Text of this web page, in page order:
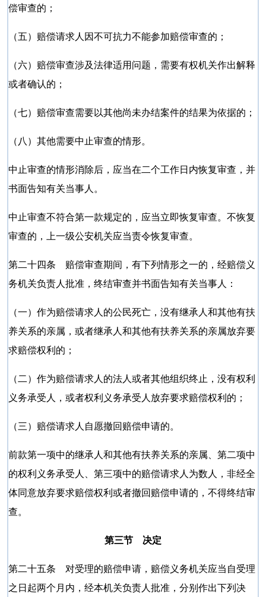
偿审查的；
（五）赔偿请求人因不可抗力不能参加赔偿审查的；
（六）赔偿审查涉及法律适用问题，需要有权机关作出解释
或者确认的；
（七）赔偿审查需要以其他尚未办结案件的结果为依据的；
（八）其他需要中止审查的情形。
中止审查的情形消除后，应当在二个工作日内恢复审查，并
书面告知有关当事人。
中止审查不符合第一款规定的，应当立即恢复审查。不恢复
审查的，上一级公安机关应当责令恢复审查。
第二十四条 赔偿审查期间，有下列情形之一的，经赔偿义
务机关负责人批准，终结审查并书面告知有关当事人：
（一）作为赔偿请求人的公民死亡，没有继承人和其他有扶
养关系的亲属，或者继承人和其他有扶养关系的亲属放弃要
求赔偿权利的；
（二）作为赔偿请求人的法人或者其他组织终止，没有权利
义务承受人，或者权利义务承受人放弃要求赔偿权利的；
（三）赔偿请求人自愿撤回赔偿申请的。
前款第一项中的继承人和其他有扶养关系的亲属、第二项中
的权利义务承受人、第三项中的赔偿请求人为数人，非经全
体同意放弃要求赔偿权利或者撤回赔偿申请的，不得终结审
查。
第三节 决定
第二十五条 对受理的赔偿申请，赔偿义务机关应当自受理
之日起两个月内，经本机关负责人批准，分别作出下列决